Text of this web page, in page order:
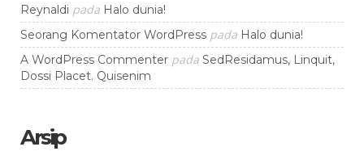
Reynaldi pada Halo dunia!
Seorang Komentator WordPress pada Halo dunia!
A WordPress Commenter pada SedResidamus, Linquit,
Dossi Placet. Quisenim
Arsip